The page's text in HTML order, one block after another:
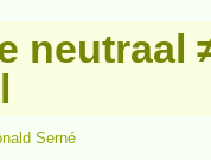
neutraal
Serné